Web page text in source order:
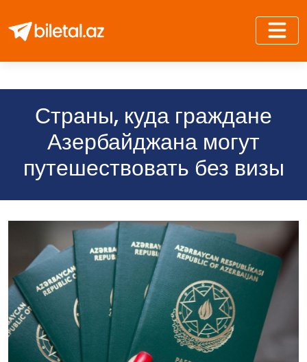
Страны, куда граждане
Азербайджана могут
путешествовать без визы